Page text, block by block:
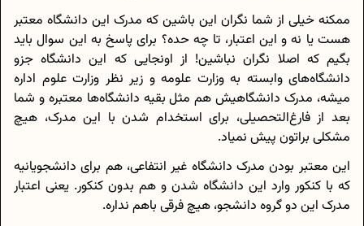
ممکنه خیلی از شما نگران این باشین که مدرک این دانشگاه معتبر
هست یا نه و این اعتبار، تا چه حده؟ برای پاسخ به این سوال باید
بگیم که اصلا نگران نباشین! از اونجایی که این دانشگاه جزو
دانشگاه‌های وابسته به وزارت علومه و زیر نظر وزارت علوم اداره
میشه، مدرک دانشگاهیش هم مثل بقیه دانشگاه‌ها معتبره و شما
بعد از فارغ‌التحصیلی، برای استخدام شدن با این مدرک، هیچ
مشکلی براتون پیش نمیاد.
این معتبر بودن مدرک دانشگاه غیر انتفاعی، هم برای دانشجویانیه
که با کنکور وارد این دانشگاه شدن و هم بدون کنکور. یعنی اعتبار
مدرک این دو گروه دانشجو، هیچ فرقی باهم نداره.